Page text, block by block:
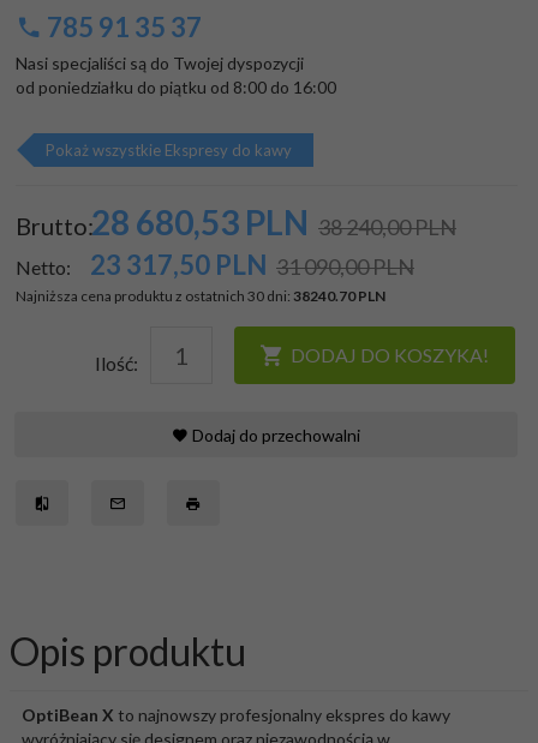
785 91 35 37
Nasi specjaliści są do Twojej dyspozycji
od poniedziałku do piątku od 8:00 do 16:00
Pokaż wszystkie Ekspresy do kawy
Brutto:28 680,53 PLN 38 240,00 PLN
Netto: 23 317,50 PLN 31 090,00 PLN
Najniższa cena produktu z ostatnich 30 dni: 38240.70 PLN
Ilość: DODAJ DO KOSZYKA!
Dodaj do przechowalni
Opis produktu
OptiBean X to najnowszy profesjonalny ekspres do kawy
wyróżniający się designem oraz niezawodnością w